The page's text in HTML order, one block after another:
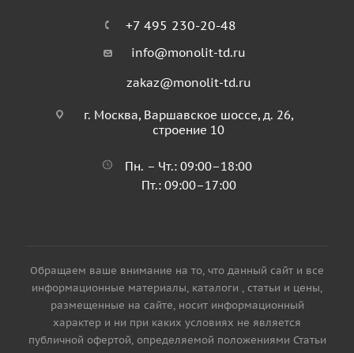
+7 495 230-20-48
info@monolit-td.ru
zakaz@monolit-td.ru
г. Москва, Варшавское шоссе, д. 26,
строение 10
Пн. – Чт.: 09:00–18:00
Пт.: 09:00–17:00
Обращаем ваше внимание на то, что данный сайт и все
информационные материалы, каталоги , статьи и цены,
размещенные на сайте, носит информационный
характер и ни при каких условиях не является
публичной офертой, определяемой положениями Статьи